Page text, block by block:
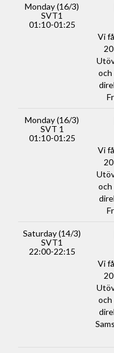
Monday (16/3)
SVT1
01:10-01:25
Vi
och
Monday (16/3)
SVT 1
01:10-01:25
Vi
och
Saturday (14/3)
SVT1
22:00-22:15
Vi
och